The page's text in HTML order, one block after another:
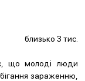
близько 3 тис.
що молоді люди
зараженню,